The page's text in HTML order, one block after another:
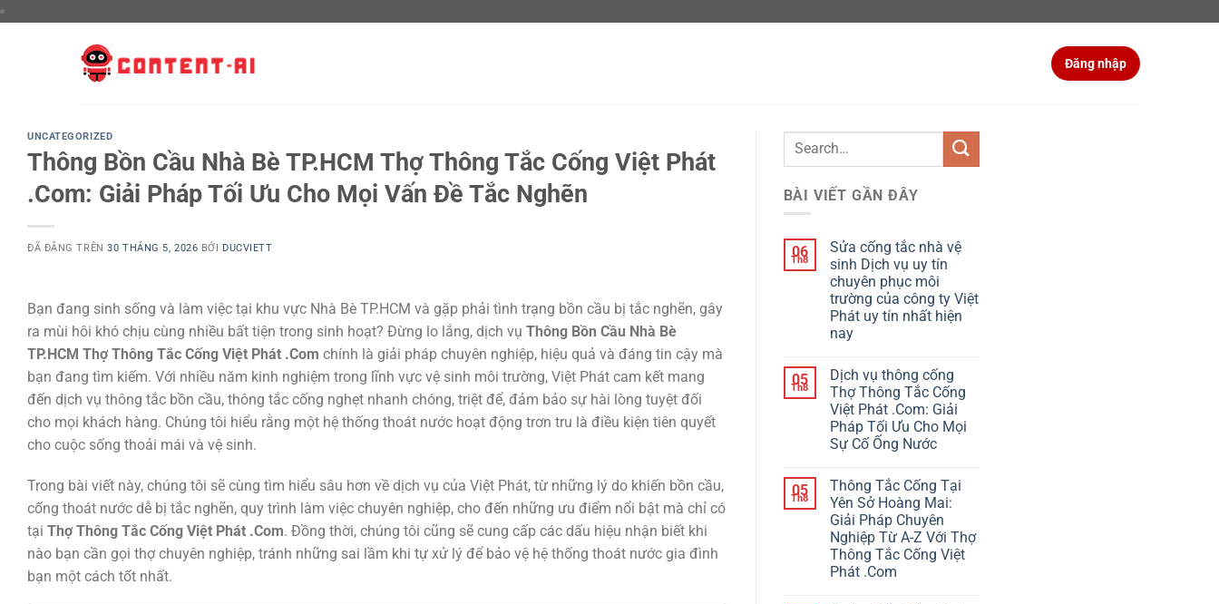
Đăng nhập
UNCATEGORIZED
Thông Bồn Cầu Nhà Bè TP.HCM Thợ Thông Tắc Cống Việt Phát
.Com: Giải Pháp Tối Ưu Cho Mọi Vấn Đề Tắc Nghẽn
ĐÃ ĐĂNG TRÊN30 THÁNG 5, 2026 BỞI DUCVIETT
Bạn đang sinh sống và làm việc tại khu vực Nhà Bè TP.HCM và gặp phải tình trạng bồn cầu bị tắc nghẽn, gây
ra mùi hôi khó chịu cùng nhiều bất tiện trong sinh hoạt? Đừng lo lắng, dịch vụ Thông Bồn Cầu Nhà Bè
TP.HCM Thợ Thông Tắc Cống Việt Phát .Com chính là giải pháp chuyên nghiệp, hiệu quả và đáng tin cậy mà
bạn đang tìm kiếm. Với nhiều năm kinh nghiệm trong lĩnh vực vệ sinh môi trường, Việt Phát cam kết mang
đến dịch vụ thông tắc bồn cầu, thông tắc cống nghẹt nhanh chóng, triệt để, đảm bảo sự hài lòng tuyệt đối
cho mọi khách hàng. Chúng tôi hiểu rằng một hệ thống thoát nước hoạt động trơn tru là điều kiện tiên quyết
cho cuộc sống thoải mái và vệ sinh.
Trong bài viết này, chúng tôi sẽ cùng tìm hiểu sâu hơn về dịch vụ của Việt Phát, từ những lý do khiến bồn cầu,
cống thoát nước dễ bị tắc nghẽn, quy trình làm việc chuyên nghiệp, cho đến những ưu điểm nổi bật mà chỉ có
tại Thợ Thông Tắc Cống Việt Phát .Com. Đồng thời, chúng tôi cũng sẽ cung cấp các dấu hiệu nhận biết khi
nào bạn cần gọi thợ chuyên nghiệp, tránh những sai lầm khi tự xử lý để bảo vệ hệ thống thoát nước gia đình
bạn một cách tốt nhất.
BÀI VIẾT GẦN ĐÂY
06
Th8
Sửa cống tắc nhà vệ
sinh Dịch vụ uy tín
chuyên phục môi
trường của công ty Việt
Phát uy tín nhất hiện
nay
05
Th8
Dịch vụ thông cống
Thợ Thông Tắc Cống
Việt Phát .Com: Giải
Pháp Tối Ưu Cho Mọi
Sự Cố Ống Nước
05
Th8
Thông Tắc Cống Tại
Yên Sở Hoàng Mai:
Giải Pháp Chuyên
Nghiệp Từ A-Z Với Thợ
Thông Tắc Cống Việt
Phát .Com